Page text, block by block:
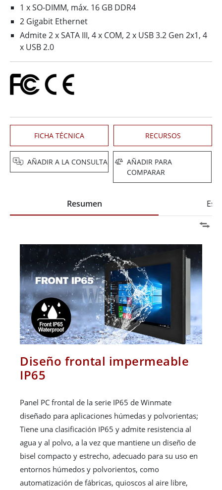
1 x SO-DIMM, máx. 16 GB DDR4
2 Gigabit Ethernet
Admite 2 x SATA III, 4 x COM, 2 x USB 3.2 Gen 2x1, 4
x USB 2.0
FICHA TÉCNICA RECURSOS
AÑADIR A LA CONSULTA
AÑADIR PARA
COMPARAR
Resumen
Diseño frontal impermeable
IP65
Panel PC frontal de la serie IP65 de Winmate
diseñado para aplicaciones húmedas y polvorientas;
Tiene una clasificación IP65 y admite resistencia al
agua y al polvo, a la vez que mantiene un diseño de
bisel compacto y estrecho, adecuado para su uso en
entornos húmedos y polvorientos, como
automatización de fábricas, quioscos al aire libre,